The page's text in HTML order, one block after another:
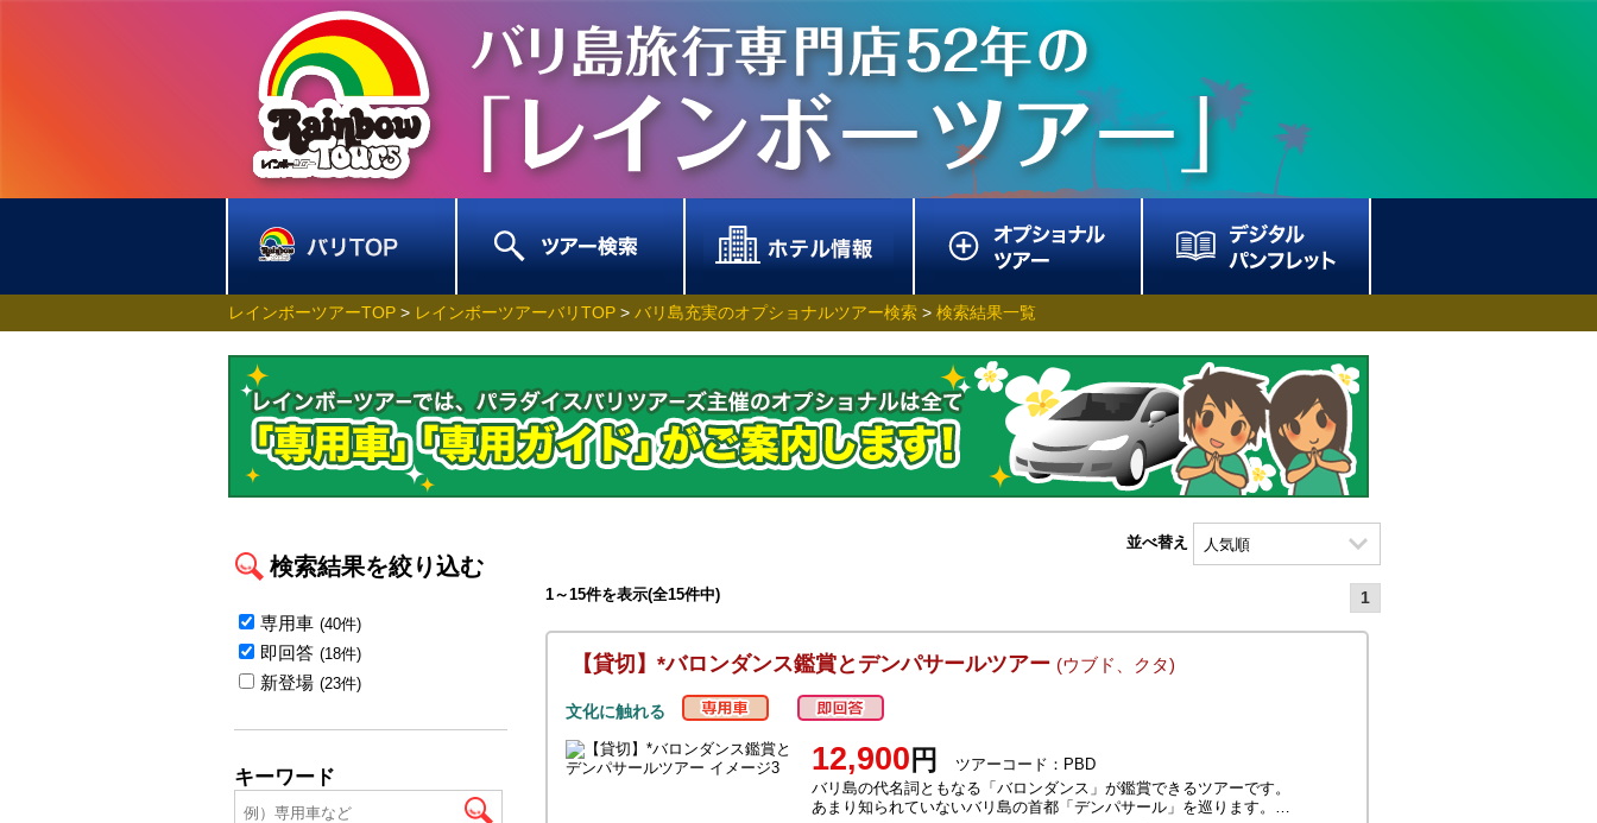
レインボーツアーTOP > レインボーツアーバリTOP > バリ島充実のオプショナルツアー検索 > 検索結果一覧
検索結果を絞り込む
専用車 (40件)
即回答 (18件)
新登場 (23件)
キーワード
並べ替え
1～15件を表示(全15件中) 1
【貸切】*バロンダンス鑑賞とデンパサールツアー (ウブド、クタ)
文化に触れる
12,900 円
ツアーコード：PBD
バリ島の代名詞ともなる「バロンダンス」が鑑賞できるツアーです。
あまり知られていないバリ島の首都「デンパサール」を巡ります。…